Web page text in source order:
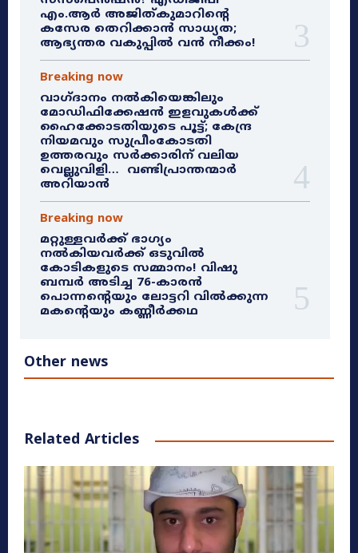
എം.ആർ അജിത്കുമാറിൻ്റെ
കസേര തെറിക്കാൻ സാധ്യത;
ആഭ്യന്തര വകുപ്പിൽ വൻ നീക്കം!
Breaking now
വാഗ്ദാനം നൽകിയെങ്കിലും
മോഡിഫിക്കേഷൻ ഇളവുകൾക്ക്
ഹൈക്കോടതിയുടെ പൂട്ട്; കേന്ദ്ര
നിയമവും സുപ്രീംകോടതി
ഉത്തരവും സർക്കാരിന് വലിയ
വെല്ലുവിളി… വണ്ടിപ്രാന്തന്മാർ
അറിയാൻ
Breaking now
മറ്റുള്ളവർക്ക് ഭാഗ്യം
നൽകിയവർക്ക് ഒടുവിൽ
കോടികളുടെ സമ്മാനം! വിഷു
ബമ്പർ അടിച്ച 76-കാരൻ
പൊന്നന്റെയും ലോട്ടറി വിൽക്കുന്ന
മകന്റെയും കണ്ണീർക്കഥ
Other news
Related Articles